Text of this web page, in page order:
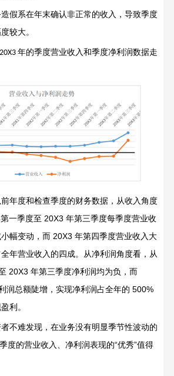
假系在年末确认非正常的收入，导致季度
较大。
年的季度营业收入和季度净利润数据走
年度和检查季度的财务数据，从收入角度
一季度至 20X3 年第三季度每季度营业收
幅变动，而20X3 年第四季度营业收入大
年营业收入的四成。从净利润角度看，从
20X3 年第三季度净利润均为负，而
润总额陡增，实现净利润占全年的 500%
利。
不难发现，在业务没有明显季节性波动的
季度的营业收入、净利润表现的“优秀”值得